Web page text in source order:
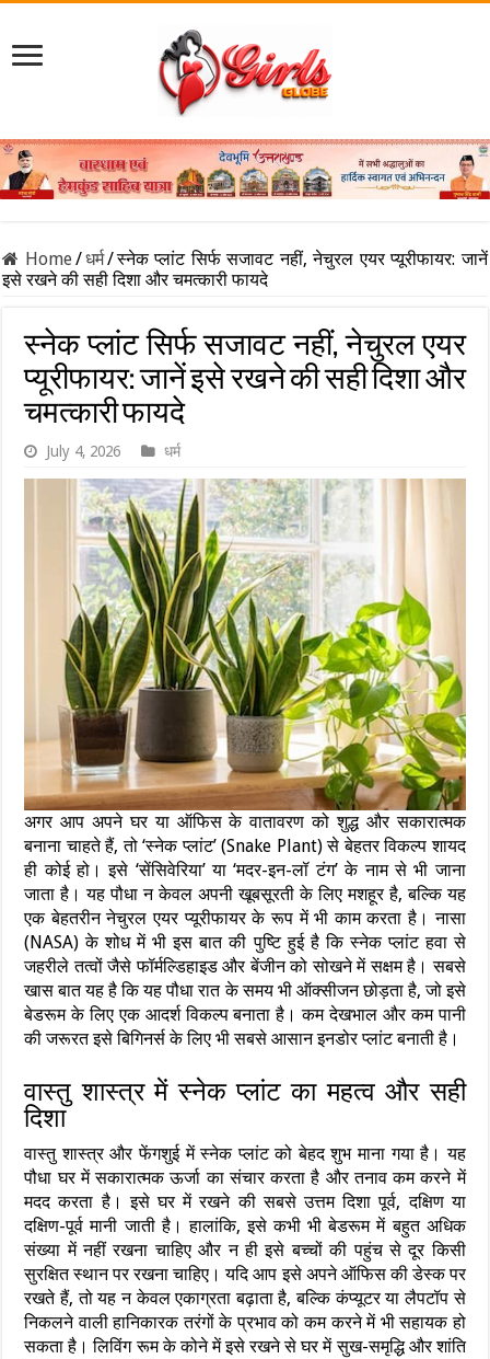
Home/धर्म/स्नेक प्लांट सिर्फ सजावट नहीं, नेचुरल एयर प्यूरीफायर: जानें
इसे रखने की सही दिशा और चमत्कारी फायदे
स्नेक प्लांट सिर्फ सजावट नहीं, नेचुरल एयर
प्यूरीफायर: जानें इसे रखने की सही दिशा और
चमत्कारी फायदे
July 4, 2026 धर्म
अगर आप अपने घर या ऑफिस के वातावरण को शुद्ध और सकारात्मक
बनाना चाहते हैं, तो ‘स्नेक प्लांट’ (Snake Plant) से बेहतर विकल्प शायद
ही कोई हो। इसे ‘सेंसिवेरिया’ या ‘मदर-इन-लॉ टंग’ के नाम से भी जाना
जाता है। यह पौधा न केवल अपनी खूबसूरती के लिए मशहूर है, बल्कि यह
एक बेहतरीन नेचुरल एयर प्यूरीफायर के रूप में भी काम करता है। नासा
(NASA) के शोध में भी इस बात की पुष्टि हुई है कि स्नेक प्लांट हवा से
जहरीले तत्वों जैसे फॉर्मल्डिहाइड और बेंजीन को सोखने में सक्षम है। सबसे
खास बात यह है कि यह पौधा रात के समय भी ऑक्सीजन छोड़ता है, जो इसे
बेडरूम के लिए एक आदर्श विकल्प बनाता है। कम देखभाल और कम पानी
की जरूरत इसे बिगिनर्स के लिए भी सबसे आसान इनडोर प्लांट बनाती है।
वास्तु शास्त्र में स्नेक प्लांट का महत्व और सही
दिशा
वास्तु शास्त्र और फेंगशुई में स्नेक प्लांट को बेहद शुभ माना गया है। यह
पौधा घर में सकारात्मक ऊर्जा का संचार करता है और तनाव कम करने में
मदद करता है। इसे घर में रखने की सबसे उत्तम दिशा पूर्व, दक्षिण या
दक्षिण-पूर्व मानी जाती है। हालांकि, इसे कभी भी बेडरूम में बहुत अधिक
संख्या में नहीं रखना चाहिए और न ही इसे बच्चों की पहुंच से दूर किसी
सुरक्षित स्थान पर रखना चाहिए। यदि आप इसे अपने ऑफिस की डेस्क पर
रखते हैं, तो यह न केवल एकाग्रता बढ़ाता है, बल्कि कंप्यूटर या लैपटॉप से
निकलने वाली हानिकारक तरंगों के प्रभाव को कम करने में भी सहायक हो
सकता है। लिविंग रूम के कोने में इसे रखने से घर में सुख-समृद्धि और शांति